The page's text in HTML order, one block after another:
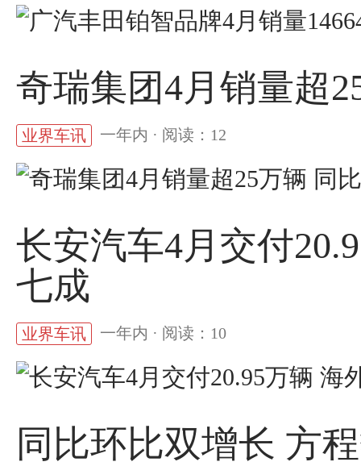
奇瑞集团4月销量超
业界车讯 一年内 · 阅读：12
长安汽车4月交付
七成
业界车讯 一年内 · 阅读：10
同比环比双增长 方